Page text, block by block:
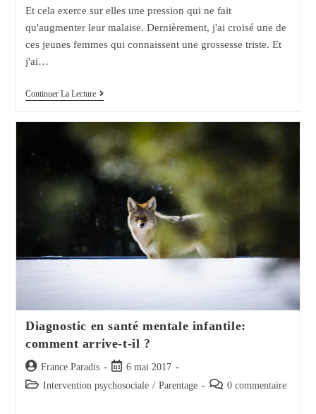
Et cela exerce sur elles une pression qui ne fait
qu'augmenter leur malaise. Dernièrement, j'ai croisé une de
ces jeunes femmes qui connaissent une grossesse triste. Et
j'ai…
Continuer La LectureUne
Diagnostic en santé mentale infantile:
comment arrive-t-il ?
Auteur/autrice
de
France Paradis
Post
published:
6 mai 2017
Post Intervention psychosociale / Parentage
Post 0 commentaire